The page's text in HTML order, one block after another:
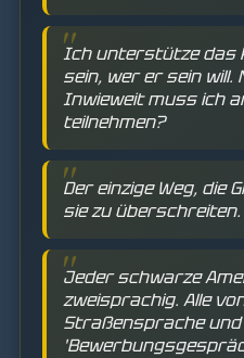
Ich unterstütze das
sein, wer er sein will.
Inwieweit muss ich
teilnehmen?
Der einzige Weg, die
sie zu überschreiten.
Jeder schwarze
zweisprachig. Alle
Straßensprache